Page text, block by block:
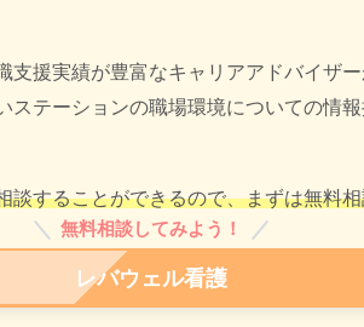
支援実績が豊富なキャリアアドバイザ
ステーションの職場環境についての情
談することができるので、まずは無料
無料相談してみよう！
レバウェル看護